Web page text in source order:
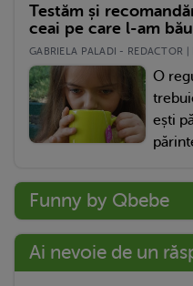
Testăm și
ceai pe care l-am
GABRIELA PALADI - REDACTOR
O
ești
Funny by Qbebe
Ai nevoie de un